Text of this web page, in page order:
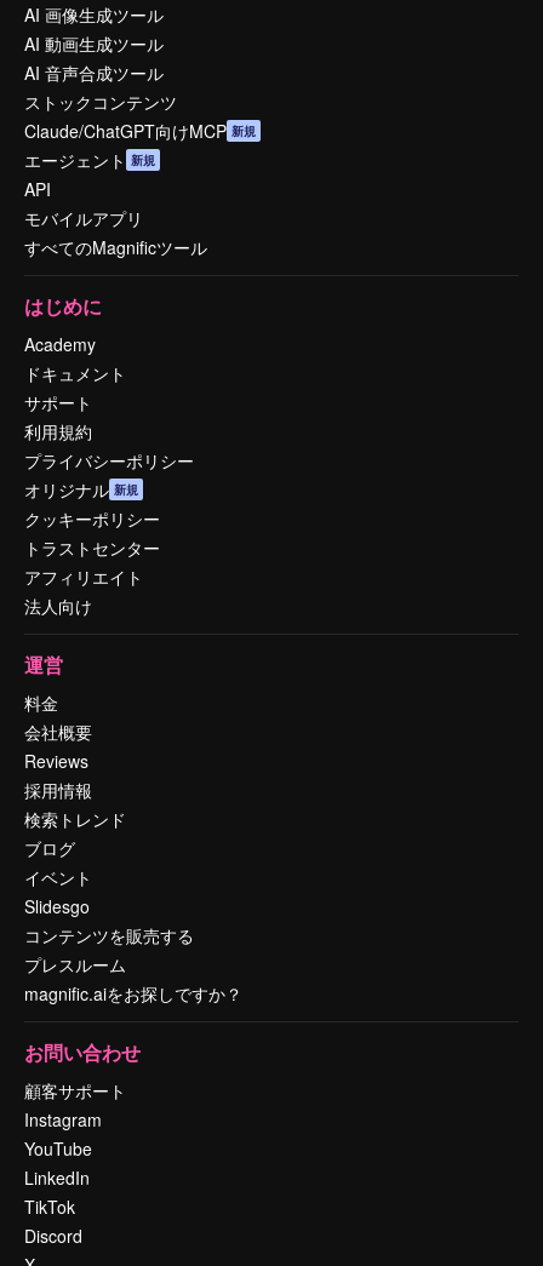
AI 画像生成ツール
AI 動画生成ツール
AI 音声合成ツール
ストックコンテンツ
Claude/ChatGPT向けMCP 新規
エージェント 新規
API
モバイルアプリ
すべてのMagnificツール
はじめに
Academy
ドキュメント
サポート
利用規約
プライバシーポリシー
オリジナル 新規
クッキーポリシー
トラストセンター
アフィリエイト
法人向け
運営
料金
会社概要
Reviews
採用情報
検索トレンド
ブログ
イベント
Slidesgo
コンテンツを販売する
プレスルーム
magnific.aiをお探しですか？
お問い合わせ
顧客サポート
Instagram
YouTube
LinkedIn
TikTok
Discord